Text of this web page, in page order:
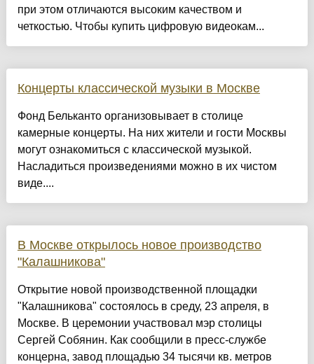
при этом отличаются высоким качеством и
четкостью. Чтобы купить цифровую видеокам...
Концерты классической музыки в Москве
Фонд Бельканто организовывает в столице
камерные концерты. На них жители и гости Москвы
могут ознакомиться с классической музыкой.
Насладиться произведениями можно в их чистом
виде....
В Москве открылось новое производство
"Калашникова"
Открытие новой производственной площадки
"Калашникова" состоялось в среду, 23 апреля, в
Москве. В церемонии участвовал мэр столицы
Сергей Собянин. Как сообщили в пресс-службе
концерна, завод площадью 34 тысячи кв. метров